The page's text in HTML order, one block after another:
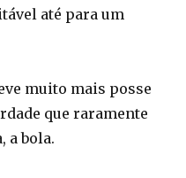
até para um
muito mais posse
que raramente
a bola.